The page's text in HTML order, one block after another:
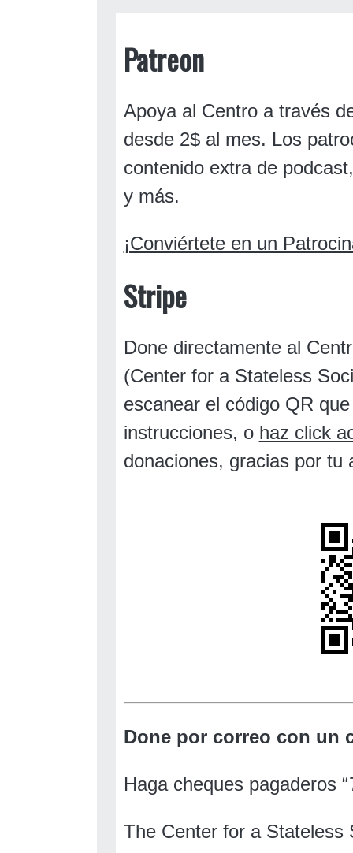
Patreon
Apoya al Centro a través
desde 2$ al mes. Los
contenido extra de
y más.
¡Conviértete en un
Stripe
Done directamente al
(Center for a Stateless
escanear el código QR
instrucciones, o haz click
donaciones, gracias por tu
Done por correo con un
Haga cheques pagaderos “
The Center for a Stateless